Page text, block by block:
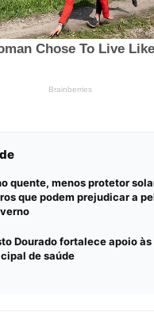
quente, menos protetor
que podem prejudicar a
Dourado fortalece apoio
de saúde